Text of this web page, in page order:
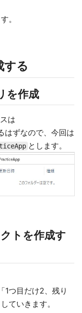
。
する
を作成
は
はずなので、今回は
とします。
トを作成す
1つ目だけ2、残り
ていきます。